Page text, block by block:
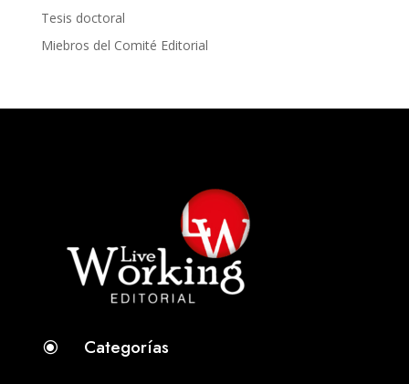
Tesis doctoral
Miebros del Comité Editorial
\ Categorías